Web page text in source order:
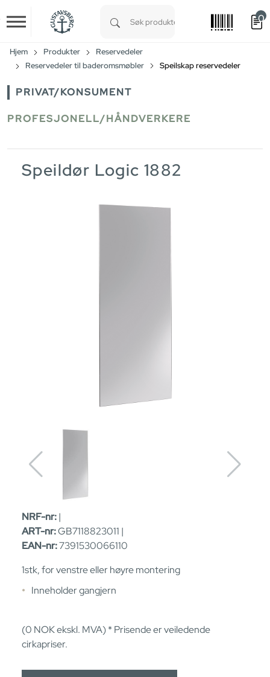
Skip to main content
0
Hjem Produkter
Reservedeler
Reservedeler til baderomsmøbler
Speilskap reservedeler
PRIVAT/KONSUMENT
PROFESJONELL/HÅNDVERKERE
Speildør Logic 1882
NRF-nr:|
ART-nr:GB7118823011 |
EAN-nr:7391530066110
1stk, for venstre eller høyre montering
Inneholder gangjern
(0 NOKekskl. MVA) * Prisende er veiledende
cirkapriser.